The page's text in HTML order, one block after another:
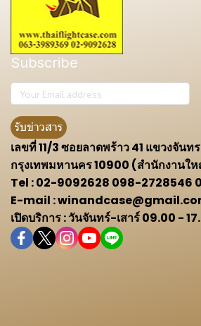
Subscribe
รับข่าวสาร
เลขที่ 11/3 ซอยลาดพร้าว 41 แขวงจันท
กรุงเทพมหานคร 10900 (สำนักงานใ
Tel : 02-9092628 098-2728546
E-mail :
เปิดบริการ : วันจันทร์-เสาร์ 09.00 -